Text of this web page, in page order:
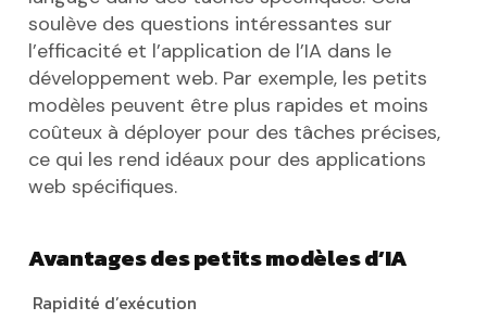
soulève des questions intéressantes sur
l’efficacité et l’application de l’IA dans le
développement web. Par exemple, les petits
modèles peuvent être plus rapides et moins
coûteux à déployer pour des tâches précises,
ce qui les rend idéaux pour des applications
web spécifiques.
Avantages des petits modèles d’IA
Rapidité d’exécution